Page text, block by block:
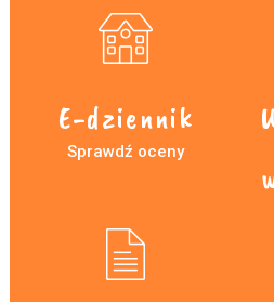
E-dziennik
Sprawdź oceny